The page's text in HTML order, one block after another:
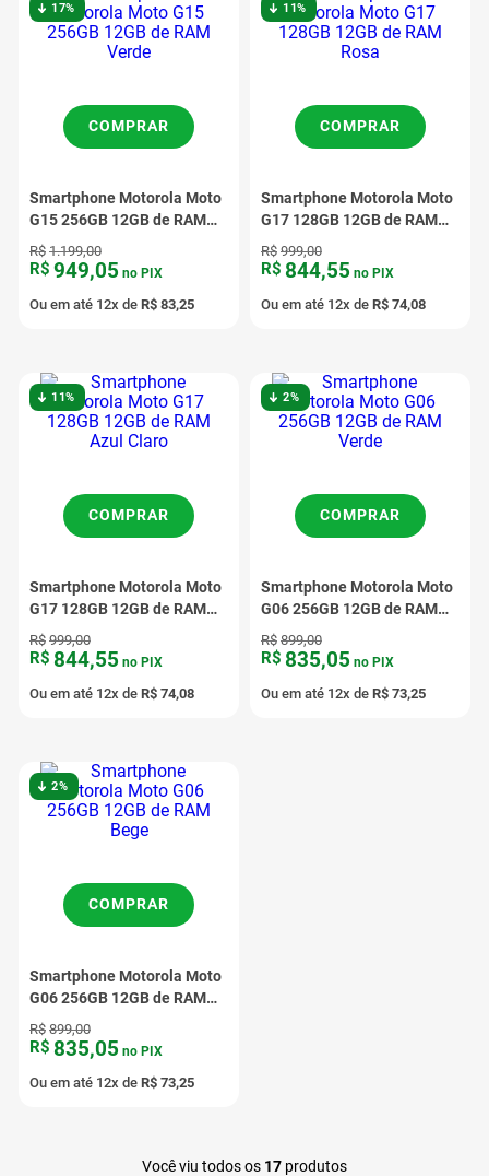
17%
Smartphone Motorola Moto
G15 256GB 12GB de RAM
Verde
R$ 1.199,00
R$ 949,05 no PIX
Ou em até 12x de R$ 83,25
COMPRAR
11%
Smartphone Motorola Moto
G17 128GB 12GB de RAM
Rosa
R$ 999,00
R$ 844,55 no PIX
Ou em até 12x de R$ 74,08
COMPRAR
11%
Smartphone Motorola Moto
G17 128GB 12GB de RAM
Azul Claro
R$ 999,00
R$ 844,55 no PIX
Ou em até 12x de R$ 74,08
COMPRAR
2%
Smartphone Motorola Moto
G06 256GB 12GB de RAM
Verde
R$ 899,00
R$ 835,05 no PIX
Ou em até 12x de R$ 73,25
COMPRAR
2%
Smartphone Motorola Moto
G06 256GB 12GB de RAM
Bege
R$ 899,00
R$ 835,05 no PIX
Ou em até 12x de R$ 73,25
COMPRAR
Você viu todos os 17 produtos